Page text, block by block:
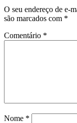
O seu endereço de e-
são marcados com *
Comentário *
Nome *